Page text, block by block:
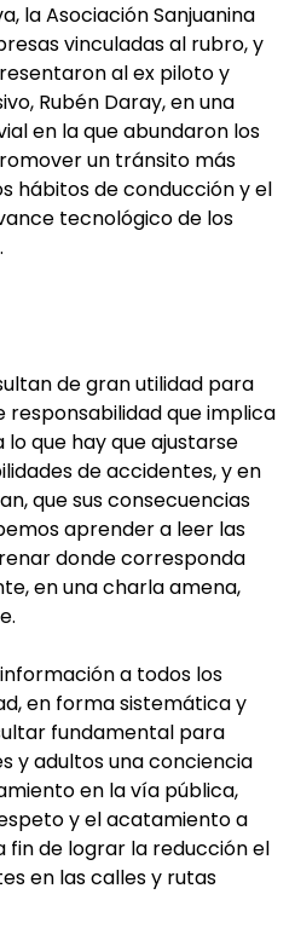
la Asociación Sanjuanina
vinculadas al rubro, y
al ex piloto y
Rubén Daray, en una
en la que abundaron los
un tránsito más
hábitos de conducción y el
tecnológico de los
de gran utilidad para
que implica
que hay que ajustarse
de accidentes, y en
que sus consecuencias
aprender a leer las
donde corresponda
en una charla amena,
a todos los
en forma sistemática y
fundamental para
y adultos una conciencia
en la vía pública,
y el acatamiento a
fin de lograr la reducción el
en las calles y rutas